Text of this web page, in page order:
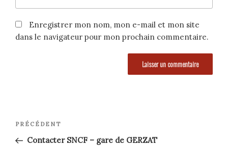
Enregistrer mon nom, mon e-mail et mon site
dans le navigateur pour mon prochain commentaire.
Navigation
Article
précédent
PRÉCÉDENT
Contacter SNCF – gare de GERZAT